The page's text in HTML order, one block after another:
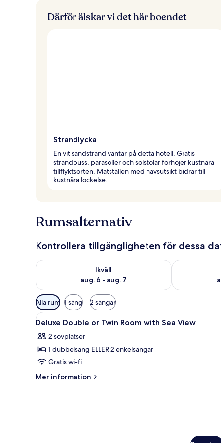
Därför älskar vi det här boendet
Strandlycka
En vit sandstrand väntar på detta hotell. Gratis
strandbuss, parasoller och solstolar förhöjer kustnära
tillflyktsorten. Matställen med havsutsikt bidrar till
kustnära lockelse.
Rumsalternativ
Kontrollera tillgängligheten för dessa
Ikväll
aug. 6 - aug. 7
Kontrollera tillgängligheten för ikväll aug. 6 - aug. 7
Kontrollera
Tillgängliga
filter
för
Alla rum 1 säng 2 sängar
Öppna
alla
foton
för
Deluxe
Double
Minibar, värdeförvaringsskåp
16
Deluxe Double or Twin Room with Sea View
2 sovplatser
1 dubbelsäng ELLER 2 enkelsängar
Gratis wi-fi
Mer information
Mer